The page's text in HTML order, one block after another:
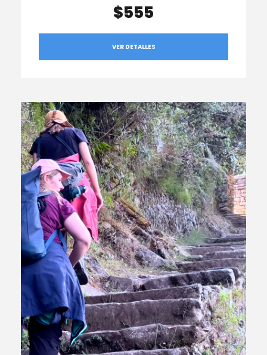
$555
VER DETALLES